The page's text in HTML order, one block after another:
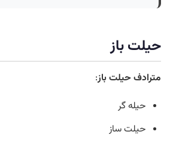
حیلت باز
مترادف حیلت باز:
حیله گر
حیلت ساز